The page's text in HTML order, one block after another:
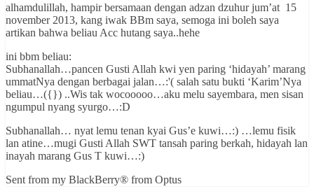
alhamdulillah, hampir bersamaan dengan adzan dzuhur jum’at 15
november 2013, kang iwak BBm saya, semoga ini boleh saya
artikan bahwa beliau Acc hutang saya..hehe
ini bbm beliau:
Subhanallah…pancen Gusti Allah kwi yen paring ‘hidayah’ marang
ummatNya dengan berbagai jalan…:'( salah satu bukti ‘Karim’Nya
beliau…({}) ..Wis tak wocooooo…aku melu sayembara, men sisan
ngumpul nyang syurgo…:D
Subhanallah… nyat lemu tenan kyai Gus’e kuwi…:) …lemu fisik
lan atine…mugi Gusti Allah SWT tansah paring berkah, hidayah lan
inayah marang Gus T kuwi…:)
Sent from my BlackBerry® from Optus